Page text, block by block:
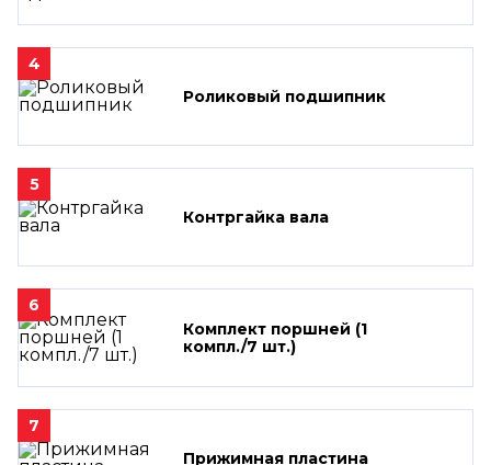
4
Роликовый подшипник
5
Контргайка вала
6
Комплект поршней (1
компл./7 шт.)
7
Прижимная пластина